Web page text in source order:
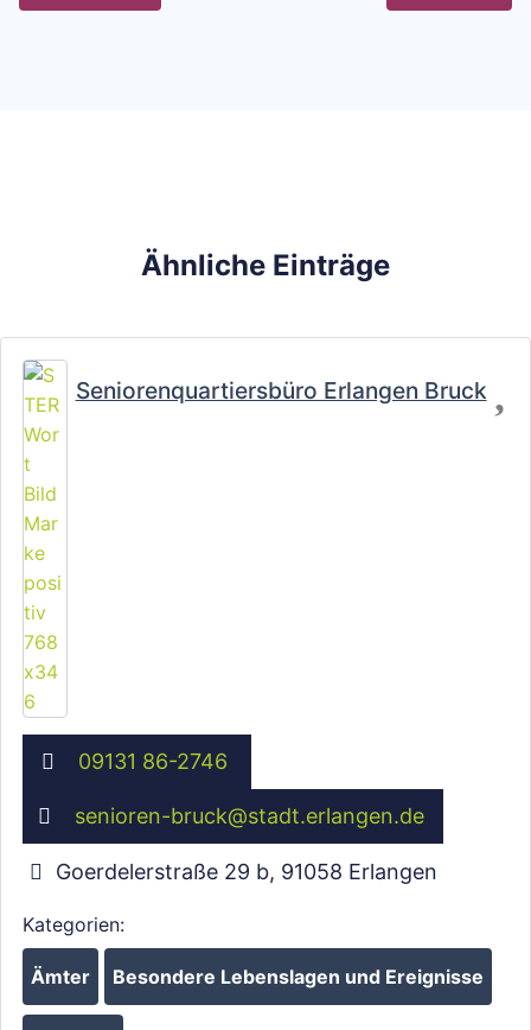
Wird geladen …
Ähnliche Einträge
Seniorenquartiersbüro Erlangen Bruck
09131 86-2746
senioren-bruck@stadt.erlangen.de
Goerdelerstraße 29 b, 91058 Erlangen
Kategorien:
Ämter Besondere Lebenslagen und Ereignisse